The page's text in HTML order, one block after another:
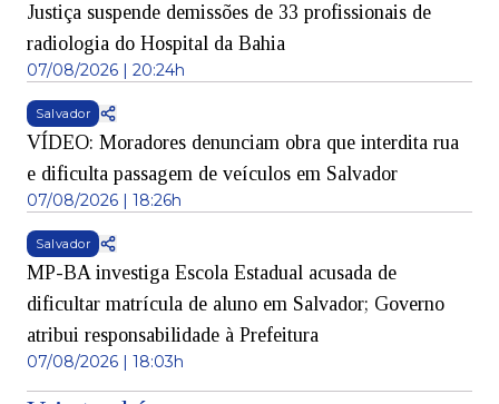
Justiça suspende demissões de 33 profissionais de
radiologia do Hospital da Bahia
07/08/2026 | 20:24h
Salvador
VÍDEO: Moradores denunciam obra que interdita rua
e dificulta passagem de veículos em Salvador
07/08/2026 | 18:26h
Salvador
MP-BA investiga Escola Estadual acusada de
dificultar matrícula de aluno em Salvador; Governo
atribui responsabilidade à Prefeitura
07/08/2026 | 18:03h